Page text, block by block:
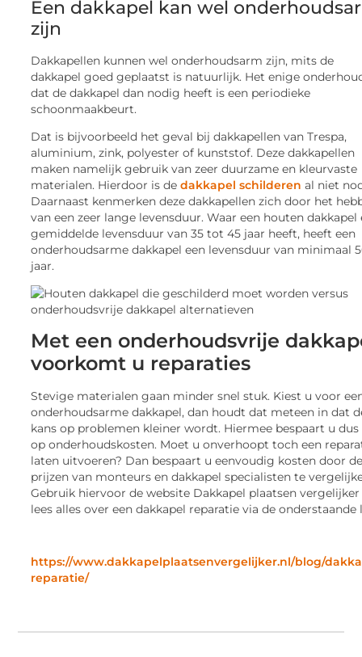
Een dakkapel kan wel
zijn
Dakkapellen kunnen wel onderhoudsarm zijn, mits de
dakkapel goed geplaatst is natuurlijk. Het enige
dat de dakkapel dan nodig heeft is een periodieke
schoonmaakbeurt.
Dat is bijvoorbeeld het geval bij dakkapellen van Trespa,
aluminium, zink, polyester of kunststof. Deze dakkapellen
maken namelijk gebruik van zeer duurzame en kleurvaste
materialen. Hierdoor is dedakkapel schilderen al niet
Daarnaast kenmerken deze dakkapellen zich door het
van een zeer lange levensduur. Waar een houten dakkapel
gemiddelde levensduur van 35 tot 45 jaar heeft, heeft een
onderhoudsarme dakkapel een levensduur van minimaal
jaar.
Met een onderhoudsvrije
voorkomt u reparaties
Stevige materialen gaan minder snel stuk. Kiest u voor
onderhoudsarme dakkapel, dan houdt dat meteen in dat
kans op problemen kleiner wordt. Hiermee bespaart u dus
op onderhoudskosten. Moet u onverhoopt toch een
laten uitvoeren? Dan bespaart u eenvoudig kosten door
prijzen van monteurs en dakkapel specialisten te
Gebruik hiervoor de website Dakkapel plaatsen vergelijker
lees alles over een dakkapel reparatie via de onderstaande
https://www.dakkapelplaatsenvergelijker.nl/blog/
reparatie/